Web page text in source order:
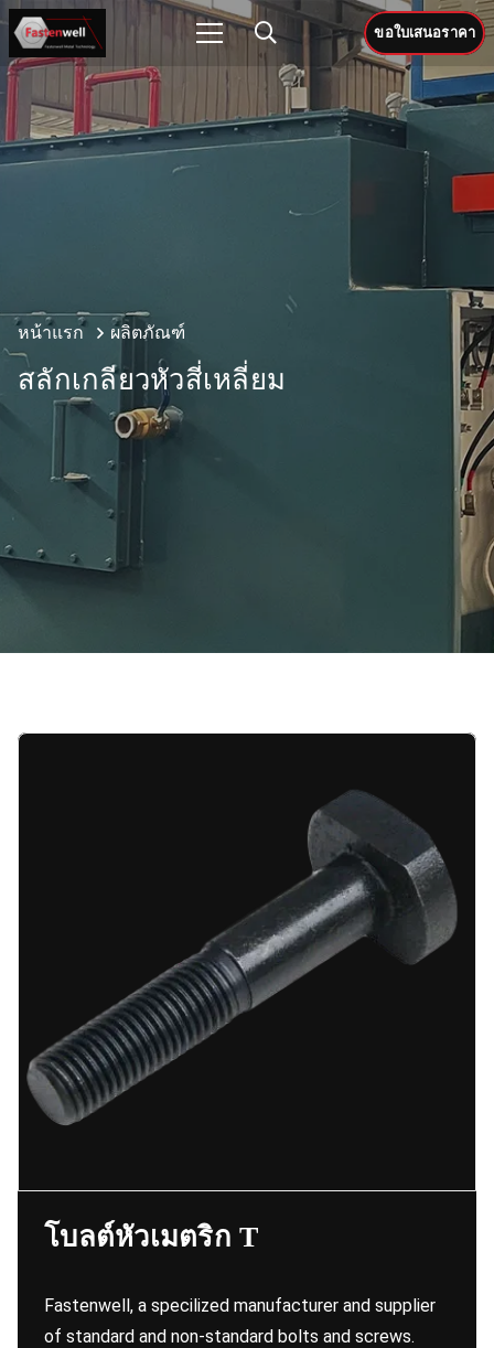
ขอใบเสนอราคา
หน้าแรก ผลิตภัณฑ์
สลักเกลียวหัวสี่เหลี่ยม
โบลต์หัวเมตริก T
Fastenwell, a specilized manufacturer and supplier
of standard and non-standard bolts and screws.